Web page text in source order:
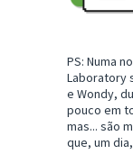
PS: Numa
Laboratory
e Wondy,
pouco em
mas... são
que, um